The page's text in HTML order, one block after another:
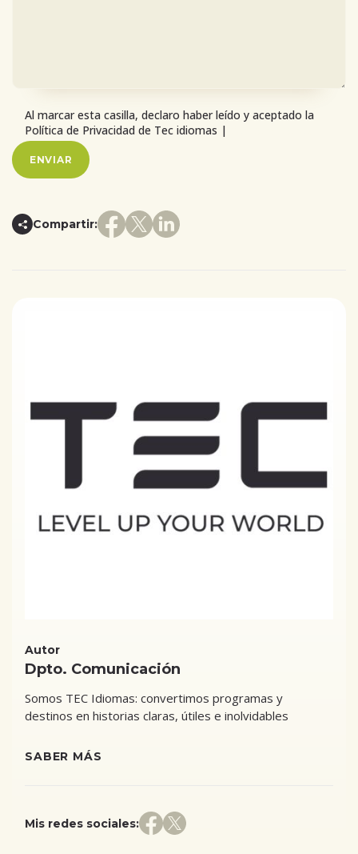
Al marcar esta casilla, declaro haber leído y aceptado la
Política de Privacidad de Tec idiomas |
Compartir:
Autor
Dpto. Comunicación
Somos TEC Idiomas: convertimos programas y
destinos en historias claras, útiles e inolvidables
SABER MÁS
Mis redes sociales: